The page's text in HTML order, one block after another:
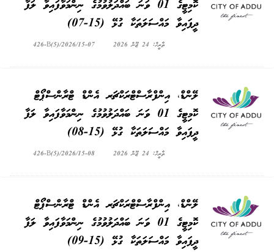
ކޮމިޓީގެ 01 ވަނަ ބައްދަލުވުމުގެ ނިންމަވާފައިވާ ލަފާ
ދީފައިވާ މައްސަލަތަކާ ގުޅޭ (15-07)
ތާރީޚް: 24 ޖޫން 2026 426-B(5)/2026/15-07
ލޭންޑް، އިންފްރާސްޓްރަކްޗަރ އެންޑް ޓްރާންސްޕޯޓް
ކޮމިޓީގެ 01 ވަނަ ބައްދަލުވުމުގެ ނިންމަވާފައިވާ ލަފާ
ދީފައިވާ މައްސަލަތަކާ ގުޅޭ (15-08)
ތާރީޚް: 24 ޖޫން 2026 426-B(5)/2026/15-08
ލޭންޑް، އިންފްރާސްޓްރަކްޗަރ އެންޑް ޓްރާންސްޕޯޓް
ކޮމިޓީގެ 01 ވަނަ ބައްދަލުވުމުގެ ނިންމަވާފައިވާ ލަފާ
ދީފައިވާ މައްސަލަތަކާ ގުޅޭ (15-09)